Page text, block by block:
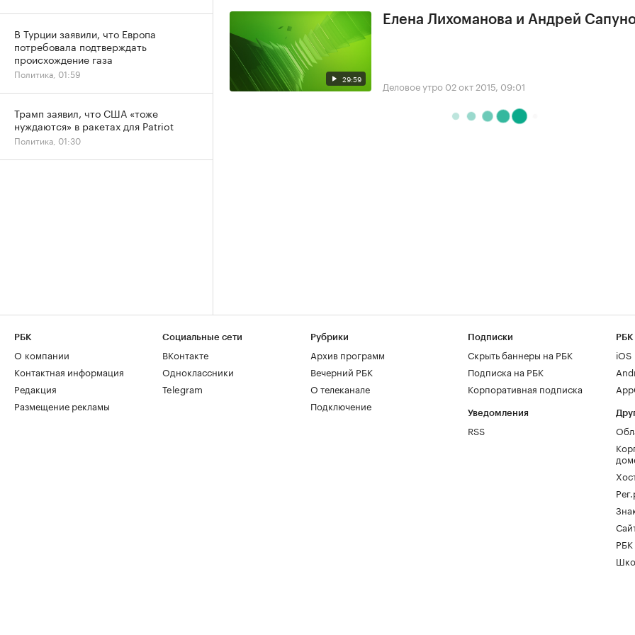
29:59
Елена Лихоманова и Андрей
Деловое утро 02 окт 2015, 09:01
В Турции заявили, что Европа
потребовала подтверждать
происхождение газа
Политика, 01:59
Трамп заявил, что США «тоже
нуждаются» в ракетах для Patriot
Политика, 01:30
РБК
О компании
Контактная информация
Редакция
Размещение рекламы
Социальные сети
ВКонтакте
Одноклассники
Telegram
Рубрики
Архив программ
Вечерний РБК
О телеканале
Подключение
Подписки
Скрыть баннеры на РБК
Подписка на РБК
Корпоративная подписка
Уведомления
RSS
РБК
iOS